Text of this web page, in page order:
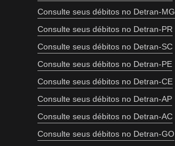
Consulte seus débitos no Detran-MG
Consulte seus débitos no Detran-PR
Consulte seus débitos no Detran-SC
Consulte seus débitos no Detran-PE
Consulte seus débitos no Detran-CE
Consulte seus débitos no Detran-AP
Consulte seus débitos no Detran-AC
Consulte seus débitos no Detran-GO